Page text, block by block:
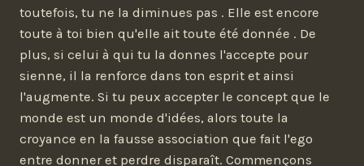
toutefois, tu ne la diminues pas . Elle est encore
toute à toi bien qu'elle ait toute été donnée . De
plus, si celui à qui tu la donnes l'accepte pour
sienne, il la renforce dans ton esprit et ainsi
l'augmente. Si tu peux accepter le concept que le
monde est un monde d'idées, alors toute la
croyance en la fausse association que fait l'ego
entre donner et perdre disparaît. Commençons